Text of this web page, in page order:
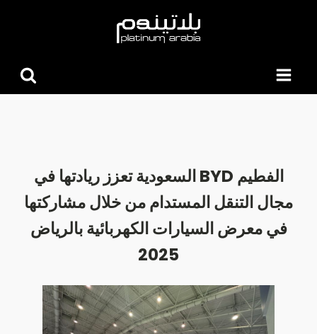
البحث
الفطيم BYD السعودية تعزز ريادتها في
مجال التنقل المستدام من خلال مشاركتها
في معرض السيارات الكهربائية بالرياض
2025